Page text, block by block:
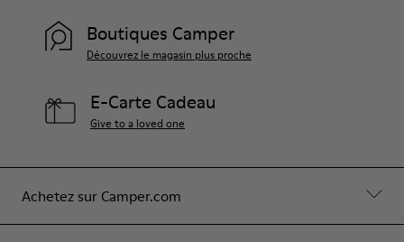
Achetez sur Camper.com
Boutiques Camper
Découvrez le magasin plus proche
E-Carte Cadeau
Give to a loved one